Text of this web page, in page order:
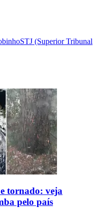
STJ (Superior Tribunal
tornado: veja
pelo país